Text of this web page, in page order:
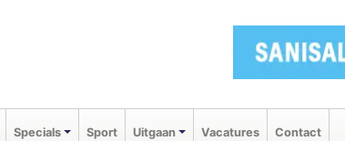
Specials Sport Uitgaan Vacatures Contact